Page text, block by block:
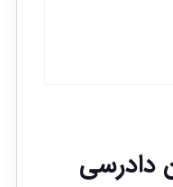
دادرسی